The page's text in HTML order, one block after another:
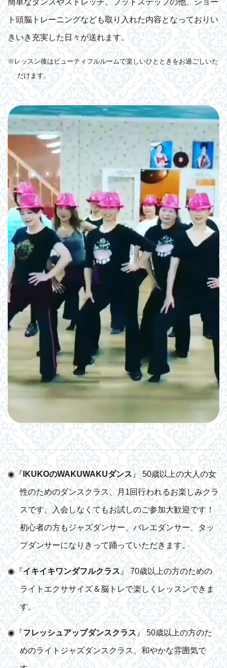
ト頭脳トレーニングなども取り入れた内容となっておりい
きいき充実した日々が送れます。
※レッスン後はビューティフルルームで楽しいひとときをお過ごしいた
だけます。
◉『 IKUKOのWAKUWAKUダンス 』 50歳以上の大人の女
性のためのダンスクラス、月1回行われるお楽しみクラ
スです。入会しなくてもお試しのご参加大歓迎です！
初心者の方もジャズダンサー、バレエダンサー、タッ
プダンサーになりきって踊っていただきます。
◉『イキイキワンダフルクラス 』 70歳以上の方のための
ライトエクササイズ＆脳トレで楽しくレッスンできま
す。
◉『フレッシュアップダンスクラス』 50歳以上の方のた
めのライトジャズダンスクラス、和やかな雰囲気で